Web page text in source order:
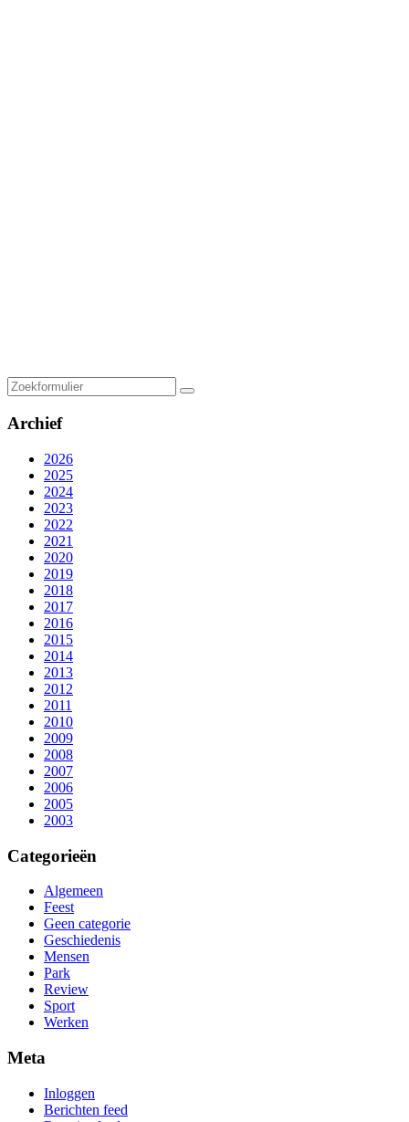
Zoeken
Archief
2026
2025
2024
2023
2022
2021
2020
2019
2018
2017
2016
2015
2014
2013
2012
2011
2010
2009
2008
2007
2006
2005
2003
Categorieën
Algemeen
Feest
Geen categorie
Geschiedenis
Mensen
Park
Review
Sport
Werken
Meta
Inloggen
Berichten feed